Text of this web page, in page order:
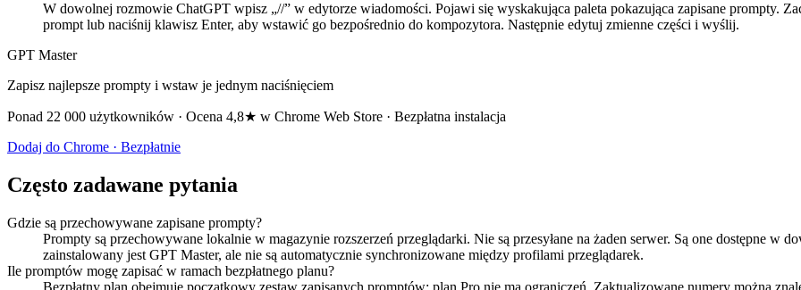
W dowolnej rozmowie ChatGPT wpisz „//” w edytorze wiadomości. Pojawi się wyskakująca paleta pokazująca zapisane prompty.
prompt lub naciśnij klawisz Enter, aby wstawić go bezpośrednio do kompozytora. Następnie edytuj zmienne części i wyślij.
GPT Master
Zapisz najlepsze prompty i wstaw je jednym naciśnięciem
Ponad 22 000 użytkowników · Ocena 4,8★ w Chrome Web Store · Bezpłatna instalacja
Dodaj do Chrome · Bezpłatnie
Często zadawane pytania
Gdzie są przechowywane zapisane prompty?
Prompty są przechowywane lokalnie w magazynie rozszerzeń przeglądarki. Nie są przesyłane na żaden serwer. Są one dostępne w
zainstalowany jest GPT Master, ale nie są automatycznie synchronizowane między profilami przeglądarek.
Ile promptów mogę zapisać w ramach bezpłatnego planu?